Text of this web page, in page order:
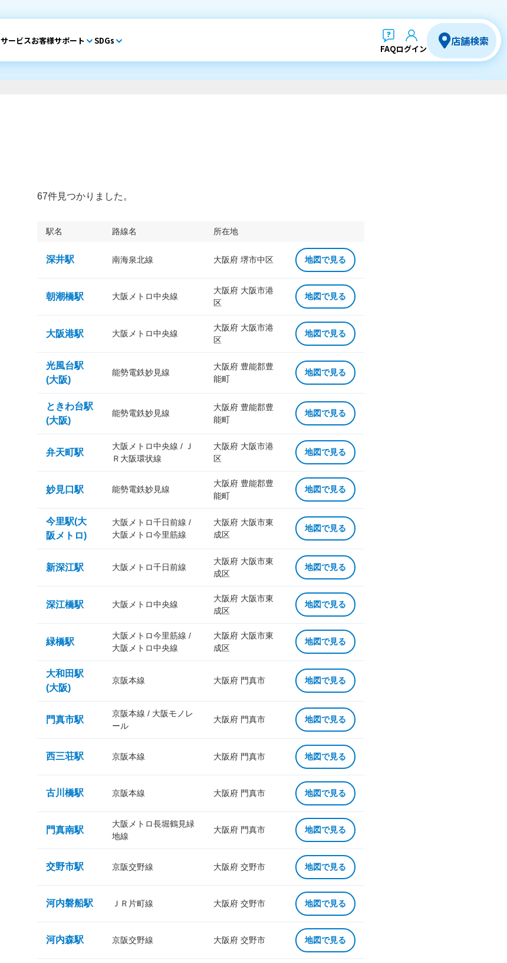
サービスお客様サポート SDGs
FAQログイン
店舗検索
67件見つかりました。
駅名 路線名 所在地
深井駅 南海泉北線 大阪府 堺市中区 地図で見る
朝潮橋駅 大阪メトロ中央線
大阪府 大阪市港
区
地図で見る
大阪港駅 大阪メトロ中央線
大阪府 大阪市港
区
地図で見る
光風台駅
(大阪)
能勢電鉄妙見線
大阪府 豊能郡豊
能町
地図で見る
ときわ台駅
(大阪)
能勢電鉄妙見線
大阪府 豊能郡豊
能町
地図で見る
弁天町駅
大阪メトロ中央線 / Ｊ
Ｒ大阪環状線
大阪府 大阪市港
区
地図で見る
妙見口駅 能勢電鉄妙見線
大阪府 豊能郡豊
能町
地図で見る
今里駅(大
阪メトロ)
大阪メトロ千日前線 /
大阪メトロ今里筋線
大阪府 大阪市東
成区
地図で見る
新深江駅 大阪メトロ千日前線
大阪府 大阪市東
成区
地図で見る
深江橋駅 大阪メトロ中央線
大阪府 大阪市東
成区
地図で見る
緑橋駅
大阪メトロ今里筋線 /
大阪メトロ中央線
大阪府 大阪市東
成区
地図で見る
大和田駅
(大阪)
京阪本線 大阪府 門真市 地図で見る
門真市駅
京阪本線 / 大阪モノレ
ール
大阪府 門真市 地図で見る
西三荘駅 京阪本線 大阪府 門真市 地図で見る
古川橋駅 京阪本線 大阪府 門真市 地図で見る
門真南駅
大阪メトロ長堀鶴見緑
地線
大阪府 門真市 地図で見る
交野市駅 京阪交野線 大阪府 交野市 地図で見る
河内磐船駅 ＪＲ片町線 大阪府 交野市 地図で見る
河内森駅 京阪交野線 大阪府 交野市 地図で見る